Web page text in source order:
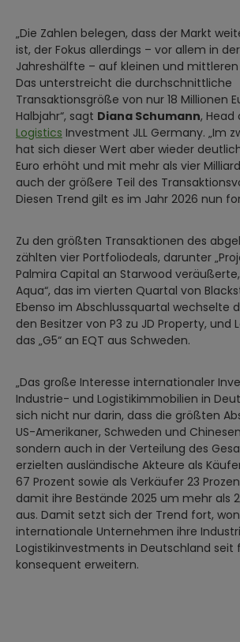
„Die Zahlen belegen, dass der Markt
ist, der Fokus allerdings – vor allem in
Jahreshälfte – auf kleinen und mittleren
Das unterstreicht die durchschnittliche
Transaktionsgröße von nur 18 Millionen
Halbjahr“, sagt Diana Schumann, Head
Logistics Investment JLL Germany. „Im
hat sich dieser Wert aber wieder
Euro erhöht und mit mehr als vier
auch der größere Teil des
Diesen Trend gilt es im Jahr 2026 nun
Zu den größten Transaktionen des
zählten vier Portfoliodeals, darunter
Palmira Capital an Starwood
Aqua“, das im vierten Quartal von
Ebenso im Abschlussquartal wechselte
den Besitzer von P3 zu JD Property, und
das „G5“ an EQT aus Schweden.
„Das große Interesse internationaler
Industrie- und Logistikimmobilien in
sich nicht nur darin, dass die größten
US-Amerikaner, Schweden und
sondern auch in der Verteilung des
erzielten ausländische Akteure als
67 Prozent sowie als Verkäufer 23
damit ihre Bestände 2025 um mehr als
aus. Damit setzt sich der Trend fort,
internationale Unternehmen ihre
Logistikinvestments in Deutschland seit
konsequent erweitern.